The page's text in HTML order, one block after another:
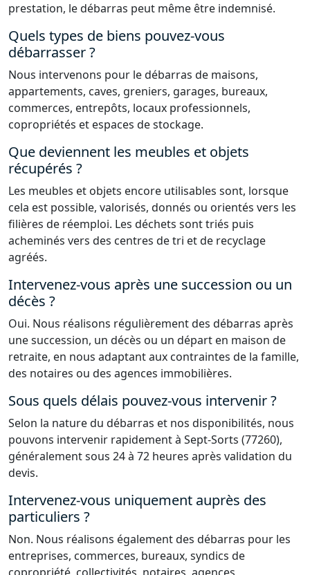
prestation, le débarras peut même être indemnisé.
Quels types de biens pouvez-vous
débarrasser ?
Nous intervenons pour le débarras de maisons,
appartements, caves, greniers, garages, bureaux,
commerces, entrepôts, locaux professionnels,
copropriétés et espaces de stockage.
Que deviennent les meubles et objets
récupérés ?
Les meubles et objets encore utilisables sont, lorsque
cela est possible, valorisés, donnés ou orientés vers les
filières de réemploi. Les déchets sont triés puis
acheminés vers des centres de tri et de recyclage
agréés.
Intervenez-vous après une succession ou un
décès ?
Oui. Nous réalisons régulièrement des débarras après
une succession, un décès ou un départ en maison de
retraite, en nous adaptant aux contraintes de la famille,
des notaires ou des agences immobilières.
Sous quels délais pouvez-vous intervenir ?
Selon la nature du débarras et nos disponibilités, nous
pouvons intervenir rapidement à Sept-Sorts (77260),
généralement sous 24 à 72 heures après validation du
devis.
Intervenez-vous uniquement auprès des
particuliers ?
Non. Nous réalisons également des débarras pour les
entreprises, commerces, bureaux, syndics de